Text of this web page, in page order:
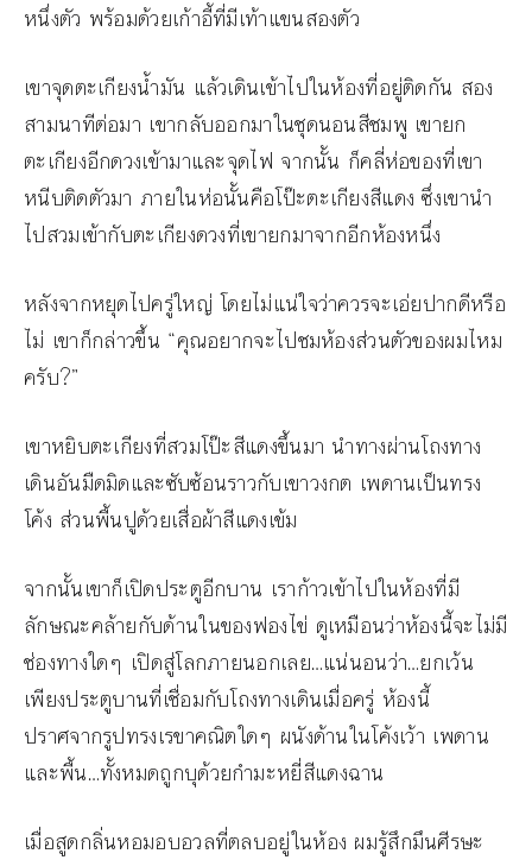
หนึ่งตัว พร้อมด้วยเก้าอี้ที่มีเท้าแขนสองตัว
เขาจุดตะเกียงน้ำมัน แล้วเดินเข้าไปในห้องที่อยู่ติดกัน สอง
สามนาทีต่อมา เขากลับออกมาในชุดนอนสีชมพู เขายก
ตะเกียงอีกดวงเข้ามาและจุดไฟ จากนั้น ก็คลี่ห่อของที่เขา
หนีบติดตัวมา ภายในห่อนั้นคือโป๊ะตะเกียงสีแดง ซึ่งเขานำ
ไปสวมเข้ากับตะเกียงดวงที่เขายกมาจากอีกห้องหนึ่ง
หลังจากหยุดไปครู่ใหญ่ โดยไม่แน่ใจว่าควรจะเอ่ยปากดีหรือ
ไม่ เขาก็กล่าวขึ้น “คุณอยากจะไปชมห้องส่วนตัวของผมไหม
ครับ?”
เขาหยิบตะเกียงที่สวมโป๊ะสีแดงขึ้นมา นำทางผ่านโถงทาง
เดินอันมืดมิดและซับซ้อนราวกับเขาวงกต เพดานเป็นทรง
โค้ง ส่วนพื้นปูด้วยเสื่อผ้าสีแดงเข้ม
จากนั้นเขาก็เปิดประตูอีกบาน เราก้าวเข้าไปในห้องที่มี
ลักษณะคล้ายกับด้านในของฟองไข่ ดูเหมือนว่าห้องนี้จะไม่มี
ช่องทางใดๆ เปิดสู่โลกภายนอกเลย…แน่นอนว่า…ยกเว้น
เพียงประตูบานที่เชื่อมกับโถงทางเดินเมื่อครู่ ห้องนี้
ปราศจากรูปทรงเรขาคณิตใดๆ ผนังด้านในโค้งเว้า เพดาน
และพื้น…ทั้งหมดถูกบุด้วยกำมะหยี่สีแดงฉาน
เมื่อสูดกลิ่นหอมอบอวลที่ตลบอยู่ในห้อง ผมรู้สึกมึนศีรษะ